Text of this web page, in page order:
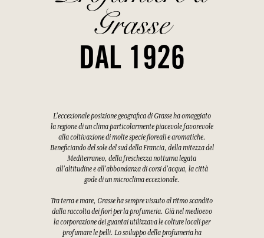
Grasse
DAL 1926
L'eccezionale posizione geografica di Grasse ha omaggiato
la regione di un clima particolarmente piacevole favorevole
alla coltivazione di molte specie floreali e aromatiche.
Beneficiando del sole del sud della Francia, della mitezza del
Mediterraneo, della freschezza notturna legata
all'altitudine e all'abbondanza di corsi d'acqua, la città
gode di un microclima eccezionale.
Tra terra e mare, Grasse ha sempre vissuto al ritmo scandito
dalla raccolta dei fiori per la profumeria. Già nel medioevo
la corporazione dei guantai utilizzava le colture locali per
profumare le pelli. Lo sviluppo della profumeria ha